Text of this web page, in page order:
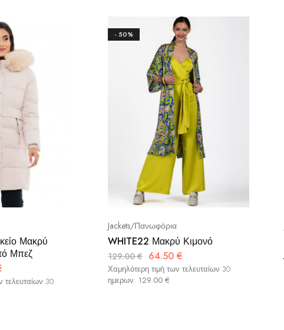
Μακρύ
Μπεζ
τελευταίων 30
- 50%
Jackets/Πανωφόρια
WHITE22 Μακρύ Κιμονό
129.00€ 64.50 €
Χαμηλότερη τιμή των τελευταίων 30
ημερων: 129.00 €